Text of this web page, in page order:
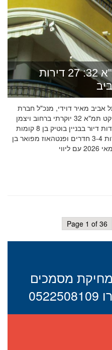
מאיר דוידי מגשים תמ"א 32: 27 דירות
את פרויקט היוקרה ויצמן 52 תל אביב מאיר דוידי, מנכ"ל חברת
ניצנים אחזקות ופיננסים, מקדם פרויקט תמ"א 32 יוקרתי ברחוב ויצמן
52 בתל אביב. הפרויקט יכלול 27 יחידות דיור בבניין בוטיק בן 8 קומות
באזור כיכר המדינה, כולל תמהיל דירות 3-4 חדרים ופנטהאוז מפואר בן
Page 1 of 36
מסמכים